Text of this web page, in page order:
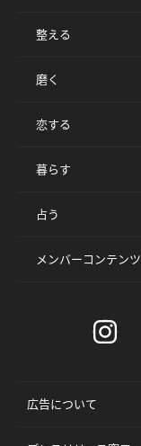
整える
磨く
恋する
暮らす
占う
メンバーコンテンツ
広告について